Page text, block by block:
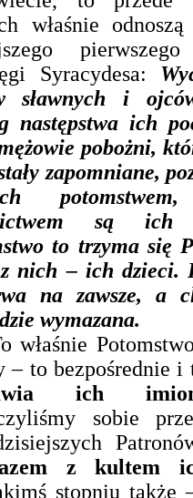
właśnie odnoszą
Syracydesa:
sławnych i
następstwa ich
pobożni,
zapomniane,
potomstwem,
są ich
to trzyma się
nich – ich dzieci.
na zawsze, a
wymazana.
właśnie
– to bezpośrednie i
ich
sobie
z kultem
stopniu także